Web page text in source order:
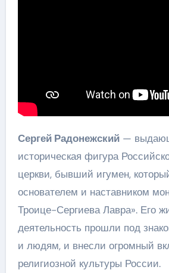
Сергей Радонежский—
историческая фигура
церкви, бывший игумен,
основателем и наставником
Троице-Сергиева Лавра». Его
деятельность прошли под
и людям, и внесли огромный
религиозной культуры России.